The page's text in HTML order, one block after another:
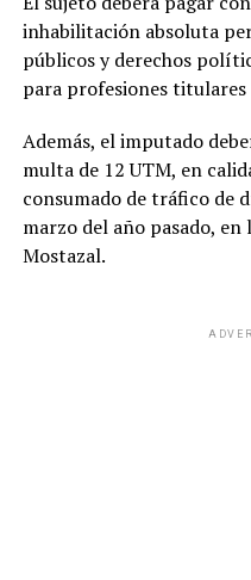
inhabilitación absoluta
públicos y derechos
para profesiones
Además, el imputado
multa de 12 UTM, en
consumado de tráfico de
marzo del año pasado, en
Mostazal.